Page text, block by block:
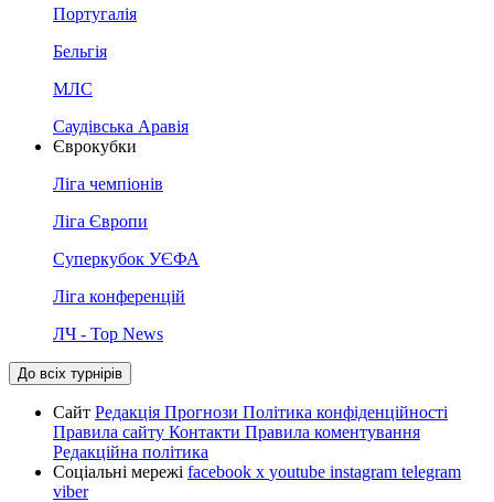
Португалія
Бельгія
МЛС
Саудівська Аравія
Єврокубки
Ліга чемпіонів
Ліга Європи
Суперкубок УЄФА
Ліга конференцій
ЛЧ - Top News
До всіх турнірів
Сайт Редакція Прогнози Політика конфіденційності
Правила сайту Контакти Правила коментування
Редакційна політика
Соціальні мережі facebook x youtube instagram telegram
viber